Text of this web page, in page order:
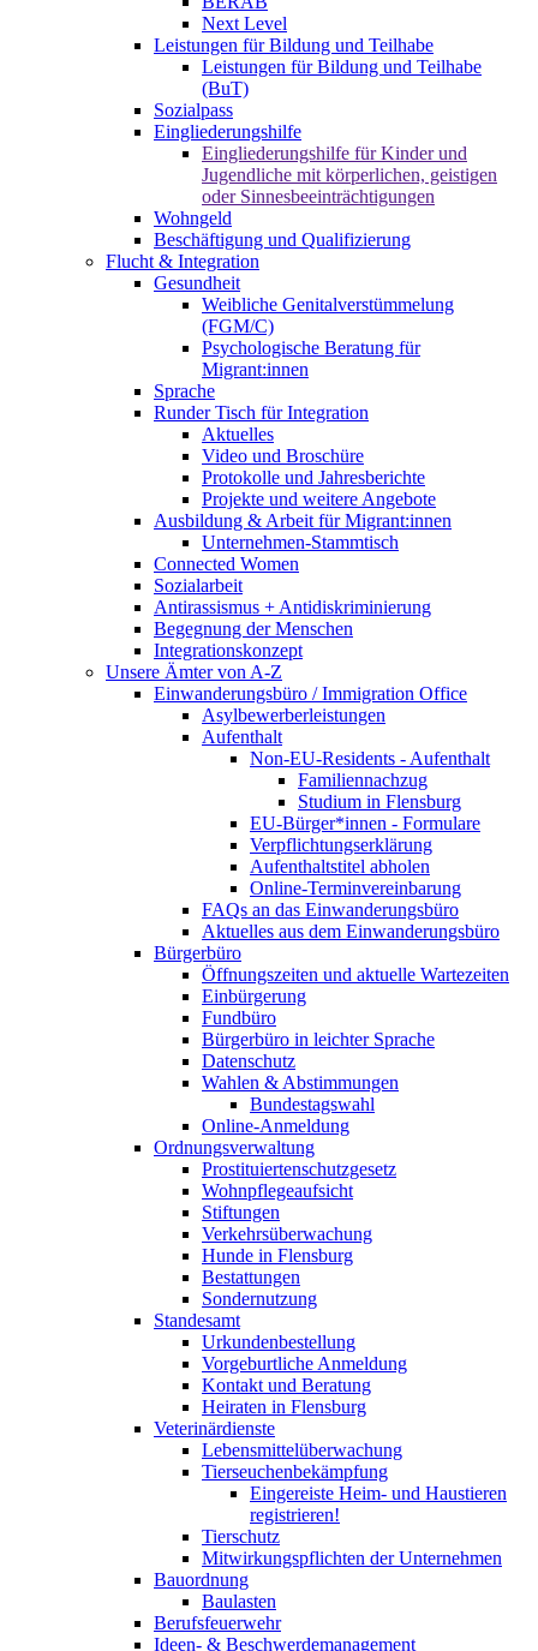
Next Level
Leistungen für Bildung und Teilhabe
Leistungen für Bildung und Teilhabe
(BuT)
Sozialpass
Eingliederungshilfe
Eingliederungshilfe für Kinder und
Jugendliche mit körperlichen, geistigen
oder Sinnesbeeinträchtigungen
Wohngeld
Beschäftigung und Qualifizierung
Flucht & Integration
Gesundheit
Weibliche Genitalverstümmelung
(FGM/C)
Psychologische Beratung für
Migrant:innen
Sprache
Runder Tisch für Integration
Aktuelles
Video und Broschüre
Protokolle und Jahresberichte
Projekte und weitere Angebote
Ausbildung & Arbeit für Migrant:innen
Unternehmen-Stammtisch
Connected Women
Sozialarbeit
Antirassismus + Antidiskriminierung
Begegnung der Menschen
Integrationskonzept
Unsere Ämter von A-Z
Einwanderungsbüro / Immigration Office
Asylbewerberleistungen
Aufenthalt
Non-EU-Residents - Aufenthalt
Familiennachzug
Studium in Flensburg
EU-Bürger*innen - Formulare
Verpflichtungserklärung
Aufenthaltstitel abholen
Online-Terminvereinbarung
FAQs an das Einwanderungsbüro
Aktuelles aus dem Einwanderungsbüro
Bürgerbüro
Öffnungszeiten und aktuelle Wartezeiten
Einbürgerung
Fundbüro
Bürgerbüro in leichter Sprache
Datenschutz
Wahlen & Abstimmungen
Bundestagswahl
Online-Anmeldung
Ordnungsverwaltung
Prostituiertenschutzgesetz
Wohnpflegeaufsicht
Stiftungen
Verkehrsüberwachung
Hunde in Flensburg
Bestattungen
Sondernutzung
Standesamt
Urkundenbestellung
Vorgeburtliche Anmeldung
Kontakt und Beratung
Heiraten in Flensburg
Veterinärdienste
Lebensmittelüberwachung
Tierseuchenbekämpfung
Eingereiste Heim- und Haustieren
registrieren!
Tierschutz
Mitwirkungspflichten der Unternehmen
Bauordnung
Baulasten
Berufsfeuerwehr
Ideen- & Beschwerdemanagement